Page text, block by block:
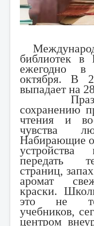
библиотек в
ежегодно в
октября. В
выпадает на
сохранению
чтения и
чувства
Набирающие
передать
страниц,
аромат
краски.
это не
учебников,
центром